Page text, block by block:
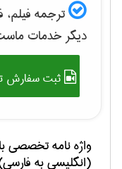
ترجمه فیلم،
دیگر خدمات
ثبت سفارش
واژه نامه تخصصی
(انگلیسی به